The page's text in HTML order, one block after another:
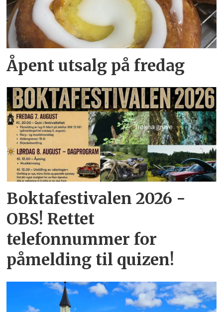
Åpent utsalg på fredag
Boktafestivalen 2026 -
OBS! Rettet
telefonnummer for
påmelding til quizen!